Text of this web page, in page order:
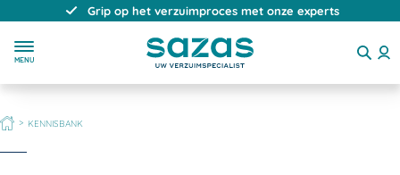
Direct, persoonlijk en deskundig advies
MENU
HOME KENNISBANK